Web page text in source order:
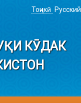
Тоҷикӣ Русский
КӮДАК